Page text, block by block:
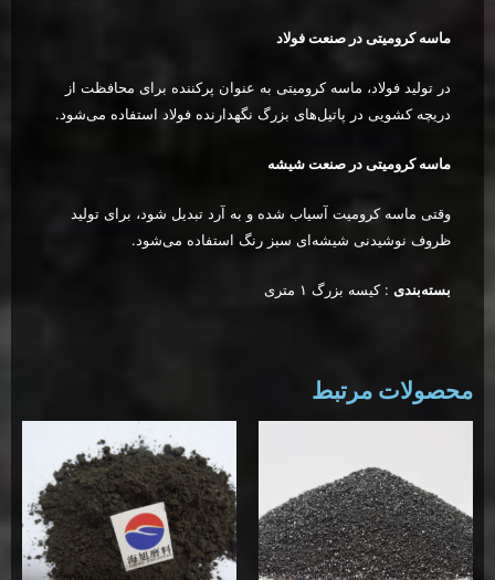
ماسه کرومیتی در صنعت فولاد
در تولید فولاد، ماسه کرومیتی به عنوان پرکننده برای محافظت از
دریچه کشویی در پاتیل‌های بزرگ نگهدارنده فولاد استفاده می‌شود.
ماسه کرومیتی در صنعت شیشه
وقتی ماسه کرومیت آسیاب شده و به آرد تبدیل شود، برای تولید
ظروف نوشیدنی شیشه‌ای سبز رنگ استفاده می‌شود.
بسته‌بندی : کیسه بزرگ ۱ متری
محصولات مرتبط